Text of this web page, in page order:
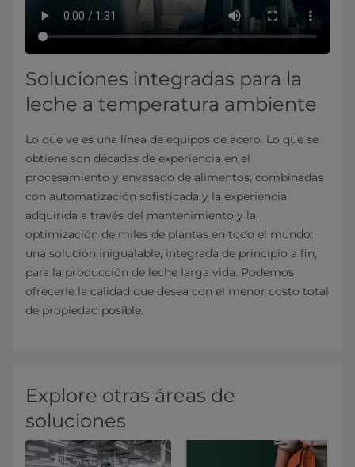
Soluciones integradas para la
leche a temperatura ambiente
Lo que ve es una línea de equipos de acero. Lo que se
obtiene son décadas de experiencia en el
procesamiento y envasado de alimentos, combinadas
con automatización sofisticada y la experiencia
adquirida a través del mantenimiento y la
optimización de miles de plantas en todo el mundo:
una solución inigualable, integrada de principio a fin,
para la producción de leche larga vida. Podemos
ofrecerle la calidad que desea con el menor costo total
de propiedad posible.
Explore otras áreas de
soluciones